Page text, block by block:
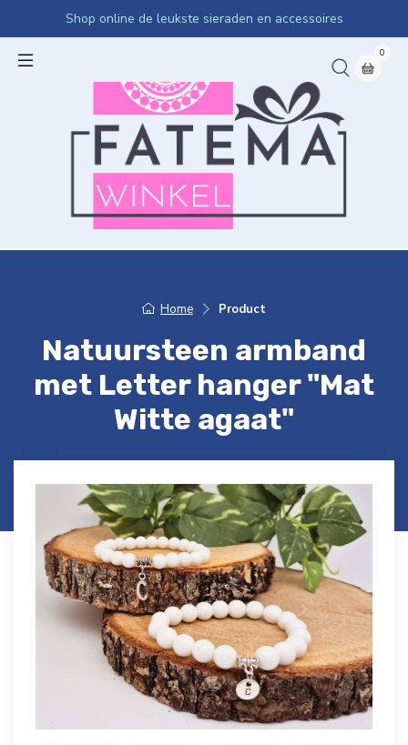
Shop online de leukste sieraden en accessoires
0
Home Product
Natuursteen armband
met Letter hanger "Mat
Witte agaat"